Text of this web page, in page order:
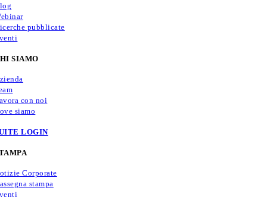
pubblicate
SIAMO
con noi
siamo
LOGIN
Corporate
stampa